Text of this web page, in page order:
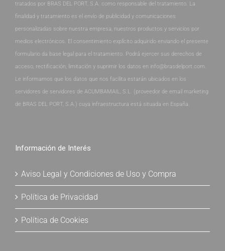
tratados por BRAS DEL PORT, S.A. como responsable del tratamiento. La
finalidad y tratamiento es el envío de publicidad y comunicaciones
personalizadas sobre nuestra empresa, nuestros productos y servicios por
medios electrónicos. El consentimiento explícito adquirido enviando el presente
formulario da base legal para el tratamiento. Podrá ejercer sus derechos de
acceso, rectificación, limitación y suprimir los datos en info@brasdelport.com.
Le informamos que los datos que nos facilita estarán ubicados en los
servidores de servidores de ACUMBAMAIL, S.L. (proveedor de email marketing
de BRAS DEL PORT, S.A.) cuya infraestructura está situada en España.
Información de Interés
Aviso Legal y Condiciones de Uso y Compra
Política de Privacidad
Política de Cookies